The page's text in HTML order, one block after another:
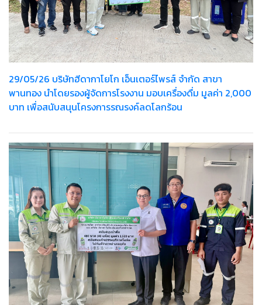
29/05/26 บริษัทฮีดากาโยโก เอ็นเตอร์ไพรส์ จำกัด สาขา
พานทอง นำโดยรองผู้จัดการโรงงาน มอบเครื่องดื่ม มูลค่า 2,000
บาท เพื่อสนับสนุนโครงการรณรงค์ลดโลกร้อน